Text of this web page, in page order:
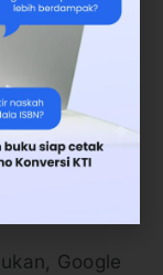
Dengan
dalam
Google